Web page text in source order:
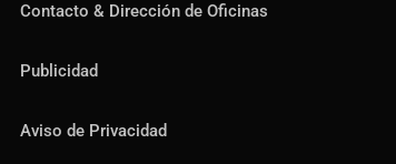
Contacto & Dirección de Oficinas
Publicidad
Aviso de Privacidad